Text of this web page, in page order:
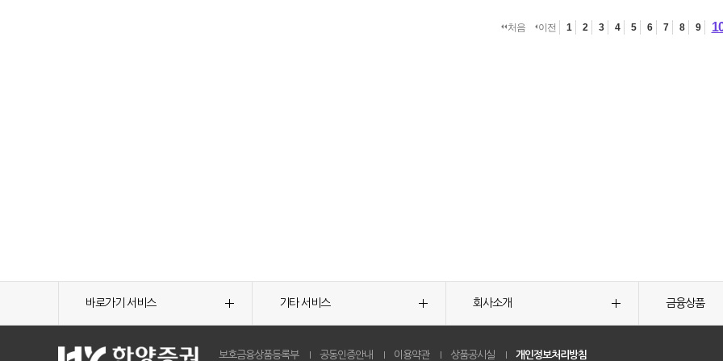
처음 이전 1 2 3 4 5 6 7 8 9
바로가기 서비스 기타 서비스 회사소개 금융상품
보호금융상품등록부 공동인증안내 이용약관 상품공시실 개인정보처리방침